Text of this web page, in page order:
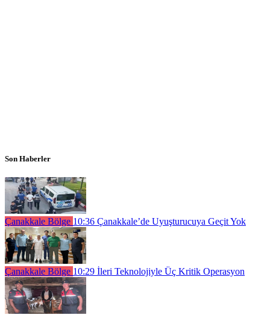
Son Haberler
Çanakkale Bölge 10:36 Çanakkale’de Uyuşturucuya Geçit Yok
Çanakkale Bölge 10:29 İleri Teknolojiyle Üç Kritik Operasyon